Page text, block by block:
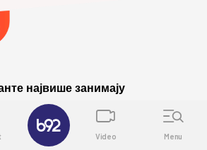
највише занимају
и стоматологија
Video Menu
✕